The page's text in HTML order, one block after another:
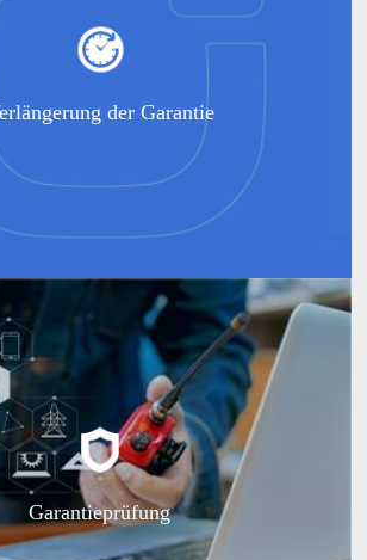
der Garantie
Garantieprüfung